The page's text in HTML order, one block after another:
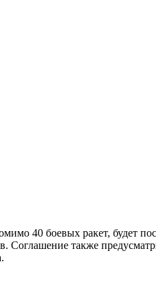
40 боевых ракет, будет
Соглашение также